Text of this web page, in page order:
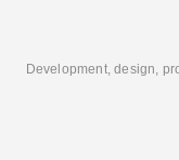
Development, design,